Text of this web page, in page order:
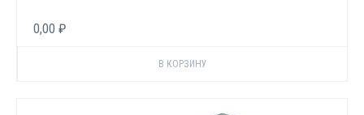
0,00 ₽